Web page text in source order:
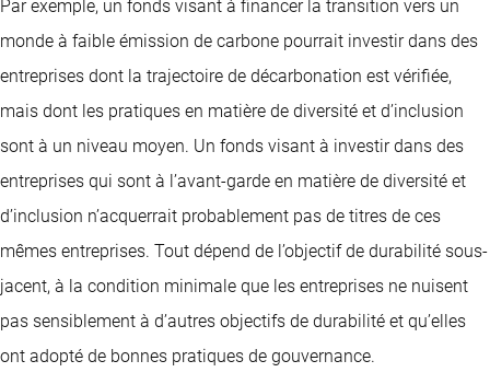
Par exemple, un fonds visant à financer la transition vers un
monde à faible émission de carbone pourrait investir dans des
entreprises dont la trajectoire de décarbonation est vérifiée,
mais dont les pratiques en matière de diversité et d’inclusion
sont à un niveau moyen. Un fonds visant à investir dans des
entreprises qui sont à l’avant-garde en matière de diversité et
d’inclusion n’acquerrait probablement pas de titres de ces
mêmes entreprises. Tout dépend de l’objectif de durabilité sous-
jacent, à la condition minimale que les entreprises ne nuisent
pas sensiblement à d’autres objectifs de durabilité et qu’elles
ont adopté de bonnes pratiques de gouvernance.